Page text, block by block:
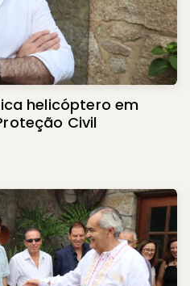
helicóptero em
Civil